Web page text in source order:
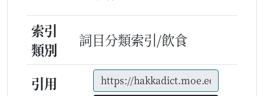
索引
類別
詞目分類索引/飲食
引用